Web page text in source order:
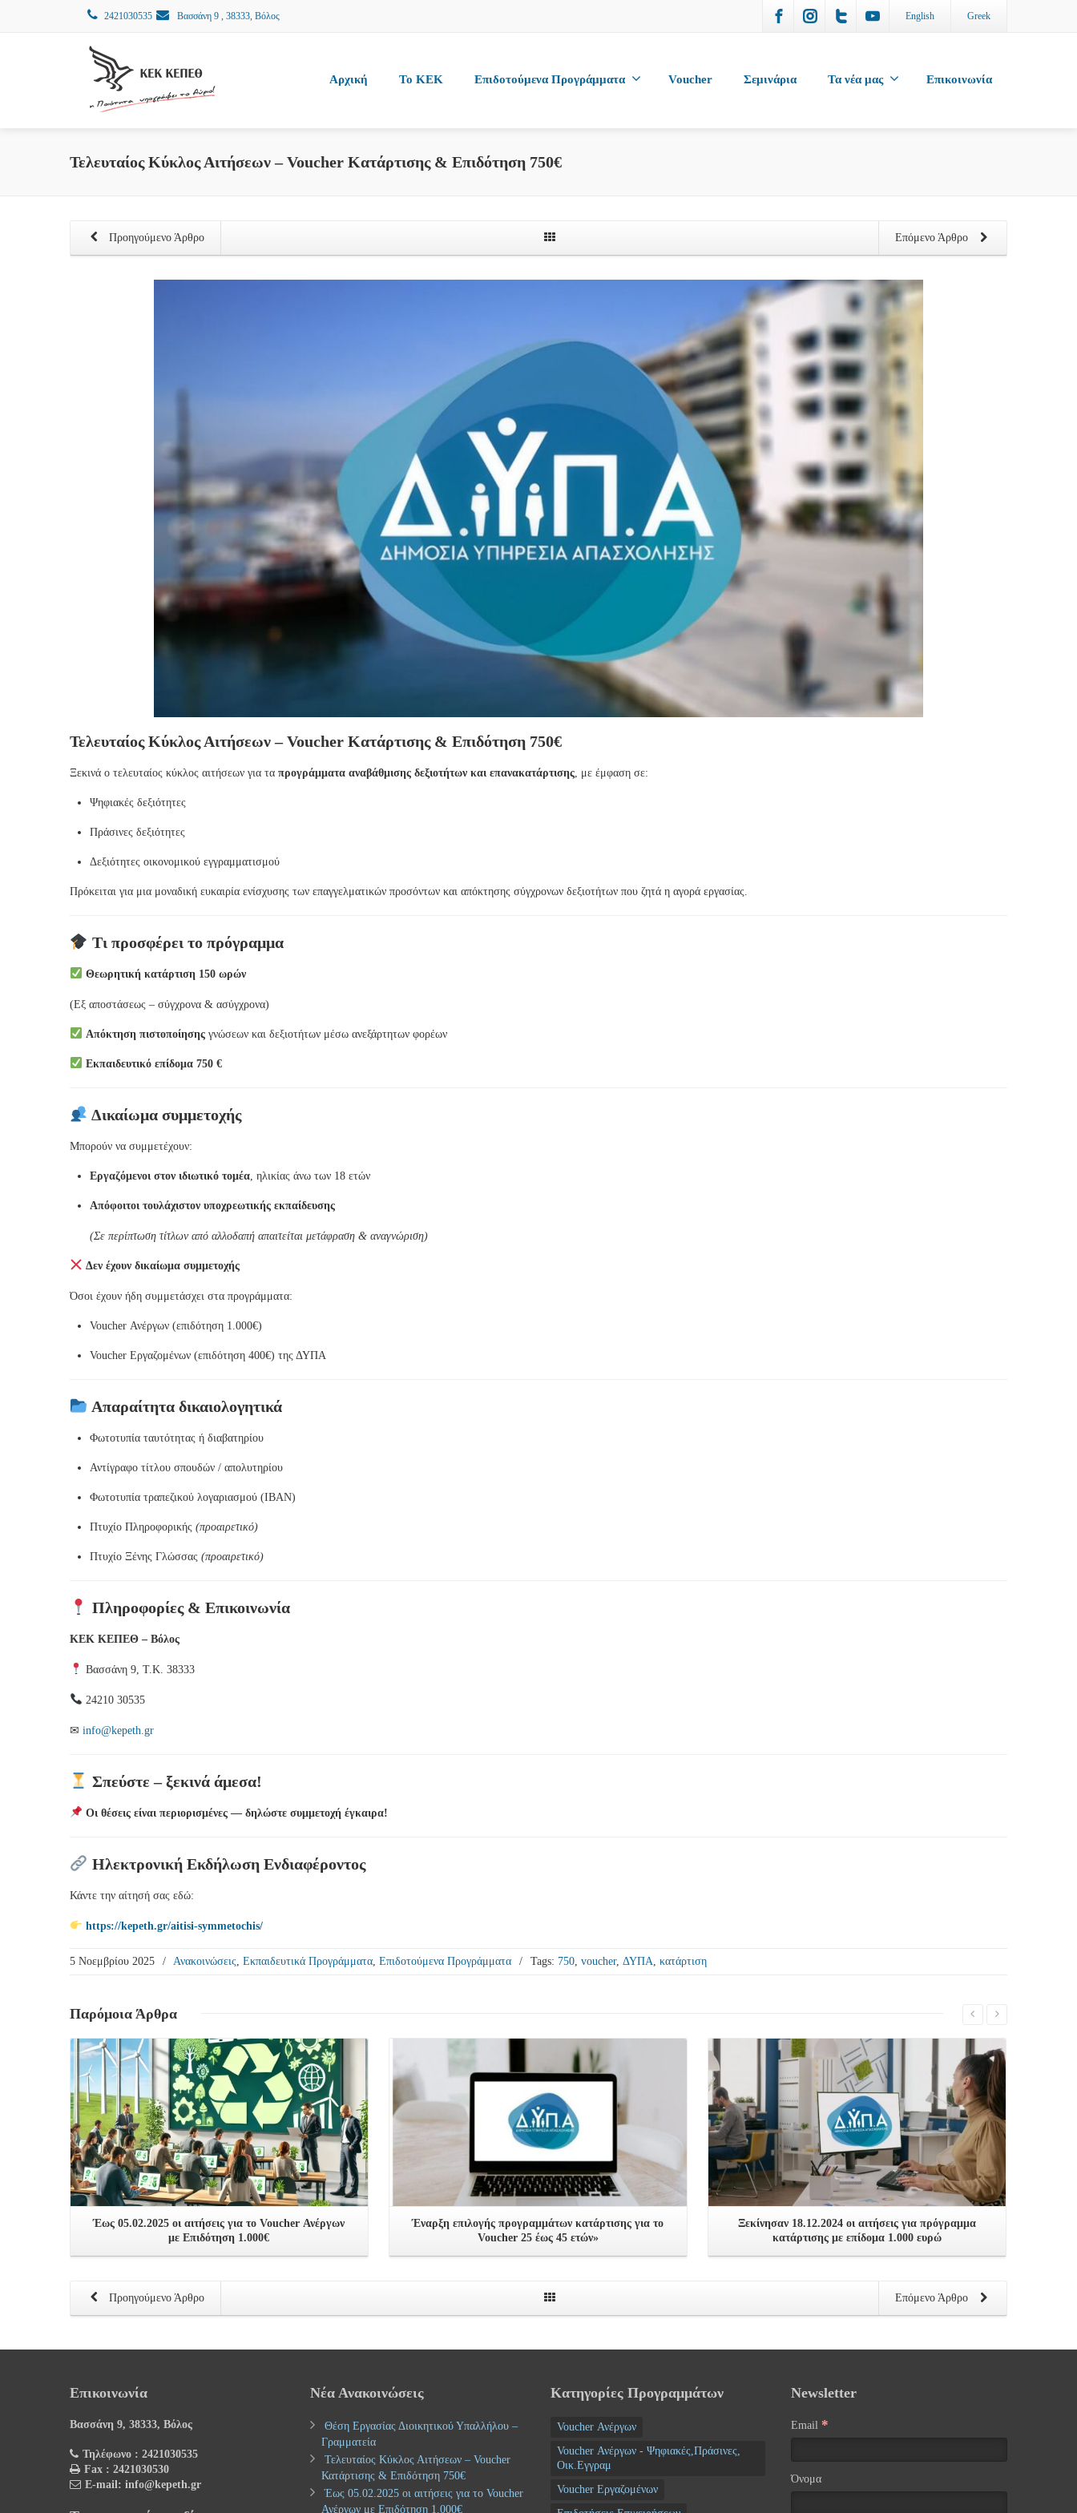
2421030535 Βασσάνη 9 , 38333, Βόλος English Greek
Αρχική To KEK Επιδοτούμενα Προγράμματα Voucher Σεμινάρια Τα νέα μας Επικοινωνία
Τελευταίος Κύκλος Αιτήσεων – Voucher Κατάρτισης & Επιδότηση 750€
Επόμενο Άρθρο
Προηγούμενο Άρθρο
Τελευταίος Κύκλος Αιτήσεων – Voucher Κατάρτισης & Επιδότηση 750€
Ξεκινά ο τελευταίος κύκλος αιτήσεων για τα προγράμματα αναβάθμισης δεξιοτήτων και επανακατάρτισης , με έμφαση σε:
Ψηφιακές δεξιότητες
Πράσινες δεξιότητες
Δεξιότητες οικονομικού εγγραμματισμού
Πρόκειται για μια μοναδική ευκαιρία ενίσχυσης των επαγγελματικών προσόντων και απόκτησης σύγχρονων δεξιοτήτων που ζητά η αγορά εργασίας.
Τι προσφέρει το πρόγραμμα
Θεωρητική κατάρτιση 150 ωρών
(Εξ αποστάσεως – σύγχρονα & ασύγχρονα)
Απόκτηση πιστοποίησηςγνώσεων και δεξιοτήτων μέσω ανεξάρτητων φορέων
Εκπαιδευτικό επίδομα 750 €
Δικαίωμα συμμετοχής
Μπορούν να συμμετέχουν:
Εργαζόμενοι στον ιδιωτικό τομέα , ηλικίας άνω των 18 ετών
Απόφοιτοι τουλάχιστον υποχρεωτικής εκπαίδευσης
(Σε περίπτωση τίτλων από αλλοδαπή απαιτείται μετάφραση & αναγνώριση)
Δεν έχουν δικαίωμα συμμετοχής
Όσοι έχουν ήδη συμμετάσχει στα προγράμματα:
Voucher Ανέργων (επιδότηση 1.000€)
Voucher Εργαζομένων (επιδότηση 400€) της ΔΥΠΑ
Απαραίτητα δικαιολογητικά
Φωτοτυπία ταυτότητας ή διαβατηρίου
Αντίγραφο τίτλου σπουδών / απολυτηρίου
Φωτοτυπία τραπεζικού λογαριασμού (IBAN)
Πτυχίο Πληροφορικής (προαιρετικό)
Πτυχίο Ξένης Γλώσσας (προαιρετικό)
Πληροφορίες & Επικοινωνία
ΚΕΚ ΚΕΠΕΘ – Βόλος
Βασσάνη 9, Τ.Κ. 38333
24210 30535
✉ info@kepeth.gr
Σπεύστε – ξεκινά άμεσα!
Οι θέσεις είναι περιορισμένες — δηλώστε συμμετοχή έγκαιρα!
Ηλεκτρονική Εκδήλωση Ενδιαφέροντος
Κάντε την αίτησή σας εδώ:
https://kepeth.gr/aitisi-symmetochis/
5 Νοεμβρίου 2025 / Ανακοινώσεις Εκπαιδευτικά Προγράμματα Επιδοτούμενα Προγράμματα / Tags: 750 voucher, ΔΥΠΑ κατάρτιση
Παρόμοια Άρθρα
Έως 05.02.2025 οι αιτήσεις για το Voucher Ανέργων
με Επιδότηση 1.000€
Έναρξη επιλογής προγραμμάτων κατάρτισης για τo
Voucher 25 έως 45 ετών»
Ξεκίνησαν 18.12.2024 οι αιτήσεις για πρόγραμμα
κατάρτισης με επίδομα 1.000 ευρώ
Επόμενο Άρθρο
Προηγούμενο Άρθρο
Επικοινωνία
Βασσάνη 9, 38333, Βόλος
Τηλέφωνο : 2421030535
Fax : 2421030530
E-mail: info@kepeth.gr
Νέα Ανακοινώσεις
Θέση Εργασίας Διοικητικού Υπαλλήλου –
Γραμματεία
Τελευταίος Κύκλος Αιτήσεων – Voucher
Κατάρτισης & Επιδότηση 750€
Έως 05.02.2025 οι αιτήσεις για το Voucher
Ανέργων με Επιδότηση 1.000€
Κατηγορίες Προγραμμάτων
Voucher Ανέργων
Voucher Ανέργων - Ψηφιακές,Πράσινες,
Οικ.Εγγραμ
Voucher Εργαζομένων
Newsletter
Email *
Όνομα